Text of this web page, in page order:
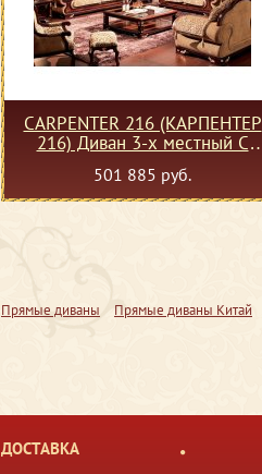
CARPENTER 216 (КАРПЕНТЕР
216) Диван 3-х местный С
501 885 руб.
Прямые диваны Прямые диваны Китай
ДОСТАВКА